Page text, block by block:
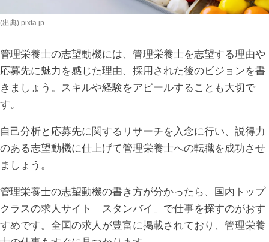
(出典) pixta.jp
管理栄養士の志望動機には、管理栄養士を志望する理由や
応募先に魅力を感じた理由、採用された後のビジョンを書
きましょう。スキルや経験をアピールすることも大切で
す。
自己分析と応募先に関するリサーチを入念に行い、説得力
のある志望動機に仕上げて管理栄養士への転職を成功させ
ましょう。
管理栄養士の志望動機の書き方が分かったら、国内トップ
クラスの求人サイト「スタンバイ」で仕事を探すのがおす
すめです。全国の求人が豊富に掲載されており、管理栄養